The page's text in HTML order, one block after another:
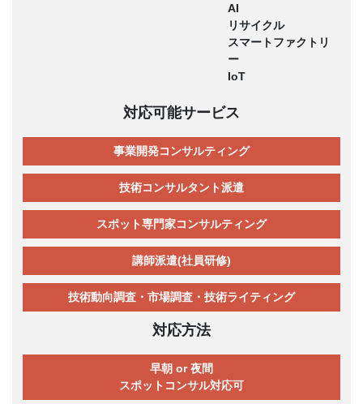
AI
リサイクル
スマートファクトリ
ー
IoT
対応可能サービス
事業開発コンサルティング
技術コンサルタント派遣
スポット専門家コンサルティング
講師派遣(社員研修)
技術動向調査・市場調査・技術ライティング
対応方法
早朝 or 夜間
スポットコンサル対応可